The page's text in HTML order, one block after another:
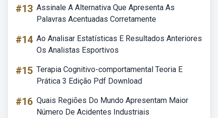
#13 Assinale A Alternativa Que Apresenta As
Palavras Acentuadas Corretamente
#14 Ao Analisar Estatísticas E Resultados Anteriores
Os Analistas Esportivos
#15 Terapia Cognitivo-comportamental Teoria E
Prática 3 Edição Pdf Download
#16 Quais Regiões Do Mundo Apresentam Maior
Número De Acidentes Industriais